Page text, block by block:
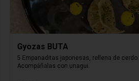
Gyozas BUTA
5 Empanaditas japonesas, rellena de cerdo
Acompáñalas con unagui.